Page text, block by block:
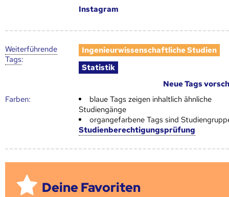
Instagram
Weiter­führende
Tags:
Ingenieurwissenschaftliche Studien
Statistik
Neue Tags
Farben:
blaue Tags zeigen inhaltlich ähnliche
Studiengänge
organgefarbene Tags sind
Studienberechtigungsprüfung
Deine Favoriten